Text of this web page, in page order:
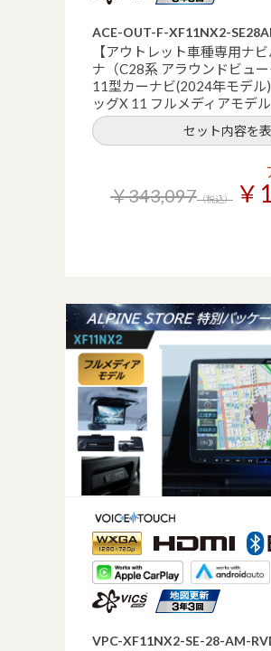
ACE-OUT-F-XF11NX2-
【アウトレット車種専用ナ
ナ（C28系 アラウンドビュー
11型カーナビ(2024年モデル
ッグX 11 フルメディアモデ
セット内容を
￥343,097（税込） ￥
VPC-XF11NX2-SE-28-AM-